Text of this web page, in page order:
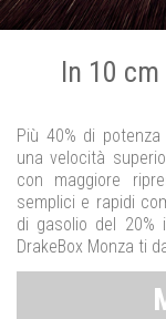
In 10
Più 40% di
una velocità
con maggiore
semplici e rapidi
di gasolio del 20%
DrakeBox Monza ti